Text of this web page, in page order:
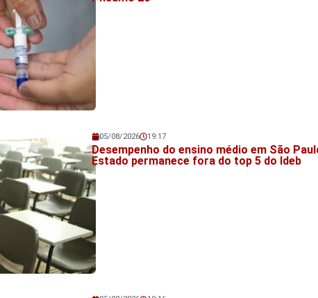
Veja também!
05/08/2026 19:17
Desempenho do ensino médio em São
Estado permanece fora do top 5 do Ideb